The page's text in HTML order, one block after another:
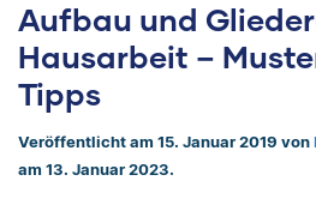
Aufbau und
Hausarbeit –
Tipps
Veröffentlicht am 15. Januar 2019 von
am 13. Januar 2023.